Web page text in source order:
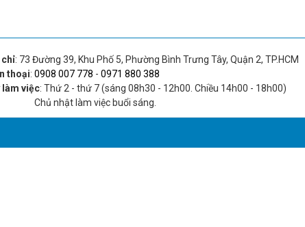
: 73 Đường 39, Khu Phố 5, Phường Bình Trưng Tây, Quận 2, TP.HCM
thoại:0908 007 778 -0971 880 388
làm việc: Thứ 2 - thứ 7 (sáng 08h30 - 12h00. Chiều 14h00 - 18h00)
nhật làm việc buổi sáng.